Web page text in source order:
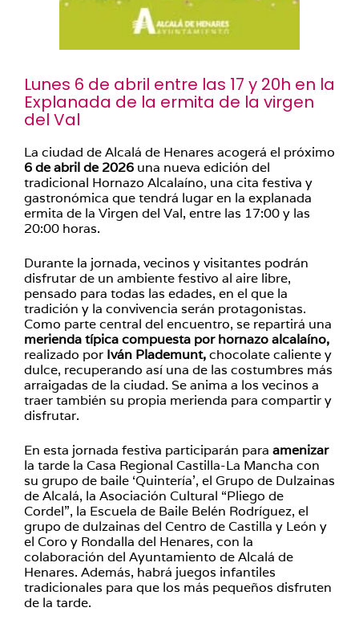
Lunes 6 de abril entre las 17 y 20h en la
Explanada de la ermita de la virgen
del Val
La ciudad de Alcalá de Henares acogerá el próximo
6 de abril de 2026 una nueva edición del
tradicional Hornazo Alcalaíno, una cita festiva y
gastronómica que tendrá lugar en la explanada
ermita de la Virgen del Val, entre las 17:00 y las
20:00 horas.
Durante la jornada, vecinos y visitantes podrán
disfrutar de un ambiente festivo al aire libre,
pensado para todas las edades, en el que la
tradición y la convivencia serán protagonistas.
Como parte central del encuentro, se repartirá una
merienda típica compuesta por hornazo alcalaíno,
realizado por Iván Plademunt,chocolate caliente y
dulce, recuperando así una de las costumbres más
arraigadas de la ciudad. Se anima a los vecinos a
traer también su propia merienda para compartir y
disfrutar.
En esta jornada festiva participarán para amenizar
la tarde la Casa Regional Castilla-La Mancha con
su grupo de baile ‘Quintería’, el Grupo de Dulzainas
de Alcalá, la Asociación Cultural “Pliego de
Cordel”, la Escuela de Baile Belén Rodríguez, el
grupo de dulzainas del Centro de Castilla y León y
el Coro y Rondalla del Henares, con la
colaboración del Ayuntamiento de Alcalá de
Henares. Además, habrá juegos infantiles
tradicionales para que los más pequeños disfruten
de la tarde.